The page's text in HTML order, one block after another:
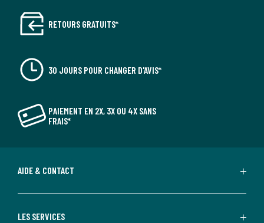
RETOURS GRATUITS*
30 JOURS POUR CHANGER D'AVIS*
PAIEMENT EN 2X, 3X OU 4X SANS
FRAIS*
AIDE & CONTACT
LES SERVICES